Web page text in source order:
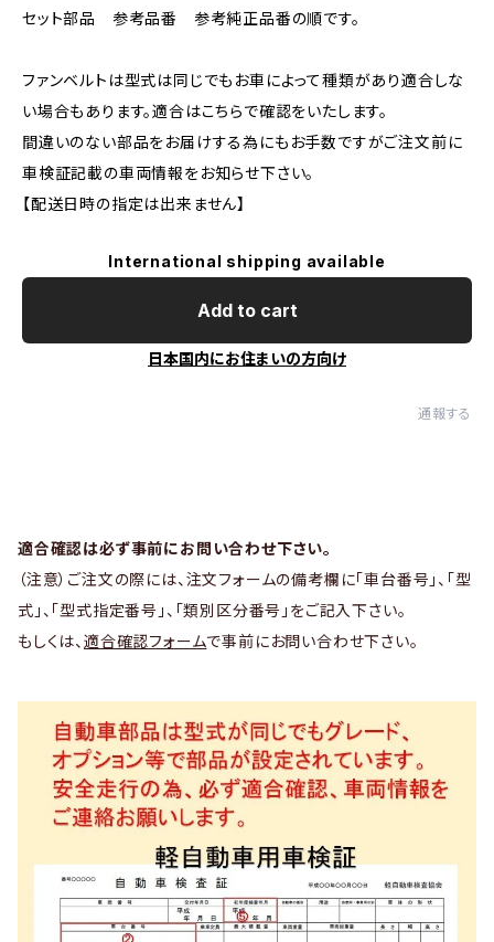
セット部品 参考品番 参考純正品番の順です。
ファンベルトは型式は同じでもお車によって種類があり適合しな
い場合もあります。適合はこちらで確認をいたします。
間違いのない部品をお届けする為にもお手数ですがご注文前に
車検証記載の車両情報をお知らせ下さい。
【配送日時の指定は出来ません】
International shipping available
Add to cart
日本国内にお住まいの方向け
通報する
適合確認は必ず事前にお問い合わせ下さい。
（注意）ご注文の際には、注文フォームの備考欄に「車台番号」、「型
式」、「型式指定番号」、「類別区分番号」をご記入下さい。
もしくは、 適合確認フォームで事前にお問い合わせ下さい。